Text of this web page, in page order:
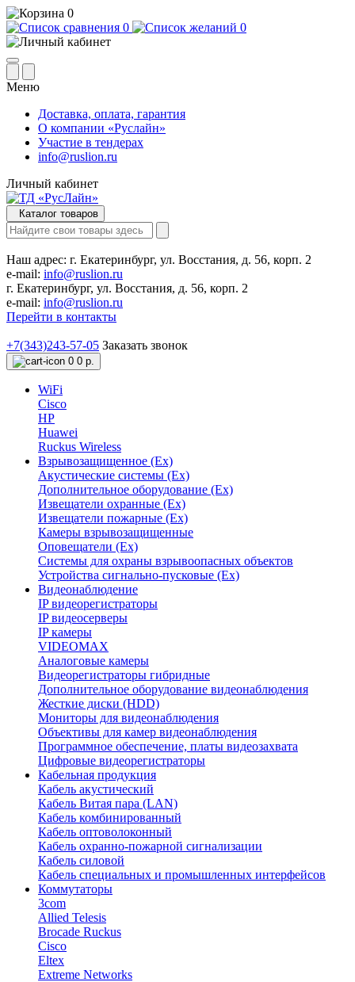
0
0
0
Меню
Доставка, оплата, гарантия
О компании «Руслайн»
Участие в тендерах
info@ruslion.ru
Личный кабинет
Каталог товаров
Наш адрес: г. Екатеринбург, ул. Восстания, д. 56, корп. 2
e-mail: info@ruslion.ru
г. Екатеринбург, ул. Восстания, д. 56, корп. 2
e-mail: info@ruslion.ru
Перейти в контакты
+7(343)243-57-05 Заказать звонок
0 0 р.
WiFi
Cisco
HP
Huawei
Ruckus Wireless
Взрывозащищенное (Ex)
Акустические системы (Ex)
Дополнительное оборудование (Ex)
Извещатели охранные (Ex)
Извещатели пожарные (Ex)
Камеры взрывозащищенные
Оповещатели (Ex)
Системы для охраны взрывоопасных объектов
Устройства сигнально-пусковые (Ex)
Видеонаблюдение
IP видеорегистраторы
IP видеосерверы
IP камеры
VIDEOMAX
Аналоговые камеры
Видеорегистраторы гибридные
Дополнительное оборудование видеонаблюдения
Жесткие диски (HDD)
Мониторы для видеонаблюдения
Объективы для камер видеонаблюдения
Программное обеспечение, платы видеозахвата
Цифровые видеорегистраторы
Кабельная продукция
Кабель акустический
Кабель Витая пара (LAN)
Кабель комбинированный
Кабель оптоволоконный
Кабель охранно-пожарной сигнализации
Кабель силовой
Кабель специальных и промышленных интерфейсов
Коммутаторы
3com
Allied Telesis
Brocade Ruckus
Cisco
Eltex
Extreme Networks